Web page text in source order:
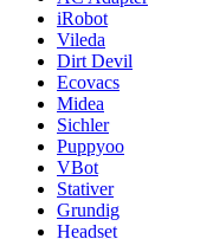
iRobot
Vileda
Dirt Devil
Ecovacs
Midea
Sichler
Puppyoo
VBot
Stativer
Grundig
Headset